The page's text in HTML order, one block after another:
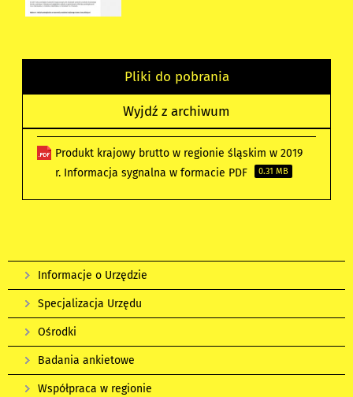
Pliki do pobrania
Wyjdź z archiwum
Produkt krajowy brutto w regionie śląskim w 2019
r. Informacja sygnalna w formacie PDF
0.31 MB
Informacje o Urzędzie
Specjalizacja Urzędu
Ośrodki
Badania ankietowe
Współpraca w regionie